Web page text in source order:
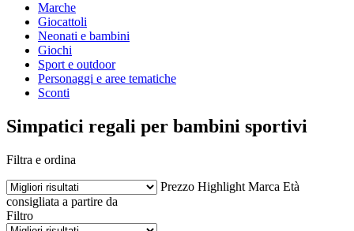
Marche
Giocattoli
Neonati e bambini
Giochi
Sport e outdoor
Personaggi e aree tematiche
Sconti
Simpatici regali per bambini sportivi
Filtra e ordina
Prezzo Highlight Marca Età
consigliata a partire da
Filtro